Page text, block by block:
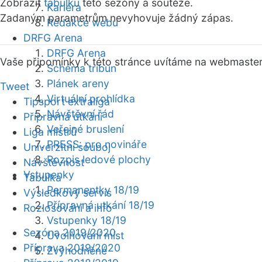
Kariéra
Redakce webu
DRFG Arena
DRFG Arena
Schéma tribun
Plánek areny
Virtuální prohlídka
Návštěvní řád
Veřejné bruslení
PRESS: pro novináře
Rozpis ledové plochy
Vstupenky
Permanentky 18/19
Přípravná utkání 18/19
Vstupenky 18/19
Uvolňování míst
Zvýhodněné
Zobrazit tabulku této sezóny a soutěže.
Zadaným parametrům nevyhovuje žádný zápas.
Vaše připomínky k této stránce uvítáme na webmaster
Tweet
Tipsport extraliga
Přípravná utkání
Liga mistrů
Univerzitní souboj
Návštěvnost
Tabulka
Výsledkový servis
Rozlosování a info
Sezóna 2019/2020
Příprava 2019/2020